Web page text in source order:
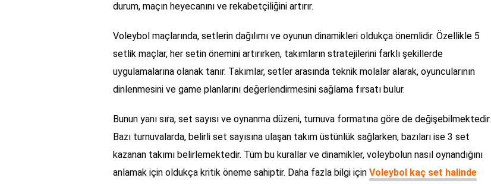
durum, maçın heyecanını ve rekabetçiliğini artırır.
Voleybol maçlarında, setlerin dağılımı ve oyunun dinamikleri oldukça önemlidir. Özellikle 5
setlik maçlar, her setin önemini artırırken, takımların stratejilerini farklı şekillerde
uygulamalarına olanak tanır. Takımlar, setler arasında teknik molalar alarak, oyuncularının
dinlenmesini ve game planlarını değerlendirmesini sağlama fırsatı bulur.
Bunun yanı sıra, set sayısı ve oynanma düzeni, turnuva formatına göre de değişebilmektedir.
Bazı turnuvalarda, belirli set sayısına ulaşan takım üstünlük sağlarken, bazıları ise 3 set
kazanan takımı belirlemektedir. Tüm bu kurallar ve dinamikler, voleybolun nasıl oynandığını
anlamak için oldukça kritik öneme sahiptir. Daha fazla bilgi için Voleybol kaç set halinde